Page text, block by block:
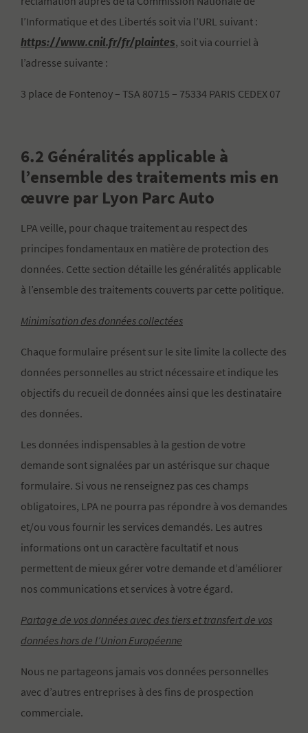
l’Informatique et des Libertés soit via l’URL suivant :
https://www.cnil.fr/fr/plaintes, soit via courriel à
l’adresse suivante :
3 place de Fontenoy – TSA 80715 – 75334 PARIS CEDEX 07
6.2 Généralités applicable à
l’ensemble des traitements mis en
œuvre par Lyon Parc Auto
LPA veille, pour chaque traitement au respect des
principes fondamentaux en matière de protection des
données. Cette section détaille les généralités applicable
à l’ensemble des traitements couverts par cette politique.
Minimisation des données collectées
Chaque formulaire présent sur le site limite la collecte des
données personnelles au strict nécessaire et indique les
objectifs du recueil de données ainsi que les destinataire
des données.
Les données indispensables à la gestion de votre
demande sont signalées par un astérisque sur chaque
formulaire. Si vous ne renseignez pas ces champs
obligatoires, LPA ne pourra pas répondre à vos demandes
et/ou vous fournir les services demandés. Les autres
informations ont un caractère facultatif et nous
permettent de mieux gérer votre demande et d’améliorer
nos communications et services à votre égard.
Partage de vos données avec des tiers et transfert de vos
données hors de l’Union Européenne
Nous ne partageons jamais vos données personnelles
avec d’autres entreprises à des fins de prospection
commerciale.